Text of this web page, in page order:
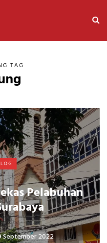
TAG
Pelabuhan
September 2022